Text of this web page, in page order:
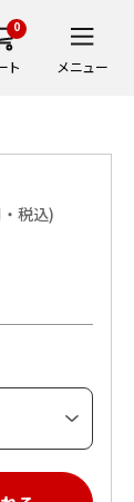
0
ト メニュー
税込)